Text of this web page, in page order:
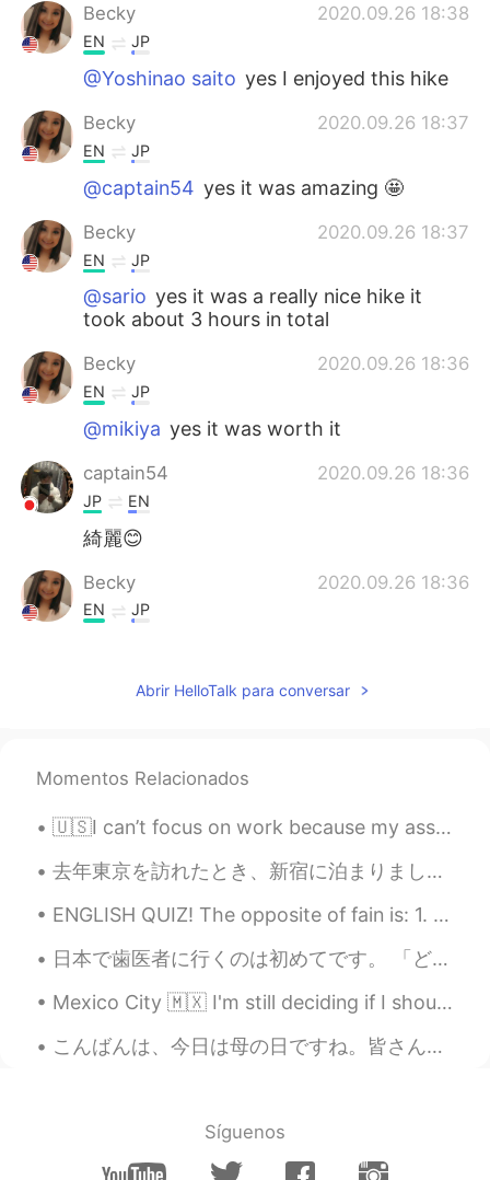
Becky 2020.09.26 18:38
EN JP
@Yoshinao saito yes I enjoyed this hike
Becky 2020.09.26 18:37
EN JP
@captain54 yes it was amazing 🤩
Becky 2020.09.26 18:37
EN JP
@sario yes it was a really nice hike it
took about 3 hours in total
Becky 2020.09.26 18:36
EN JP
@mikiya yes it was worth it
captain54 2020.09.26 18:36
JP EN
綺麗😊
Becky 2020.09.26 18:36
EN JP
2020.09.26 17:01
you take time to go there ?
Mai 2020.09.26 16:55
So bountiful view.⛰
JP EN
Nice view.
Yoshinao saito 2020.09.26 16:47
Abrir HelloTalk para conversar
Momentos Relacionados
🇺🇸I can’t focus on work because my assistant is too cute. 🥺🐰 👩🏻‍🏫🧑🏻‍🏫Please check my Japanese ☺️...
去年東京を訪れたとき、新宿に泊まりました。歌舞伎町を通り始めるととてもしつこい(けどお世辞が上手い😁)外人の客引が私の後を付いてきた。私はその人から逃ようとしてコンビニに入りました。お菓子を選び...
ENGLISH QUIZ! The opposite of fain is: 1. unwillingly 2. unthinkingly 3. undoubtedly 4. ungr...
日本で歯医者に行くのは初めてです。 「どうかな」、「高いかな」、「歯医者は上手かな」と思ってましたが、本当にすごいでした！ スウェーデンで病院は無料だけど歯医者は自分で支払わないといけません。...
Mexico City 🇲🇽 I'm still deciding if I should go to Japan 🇯🇵 or South Korea 🇰🇷 in October or Nove...
こんばんは、今日は母の日ですね。皆さん、お母さんに何かプレゼント🎁をしましたか？私は母にお花💐をあげました。話は変わりますが、最近仕事はとても忙しくて、疲れています。久しぶりに10時間を寝て、元...
Síguenos